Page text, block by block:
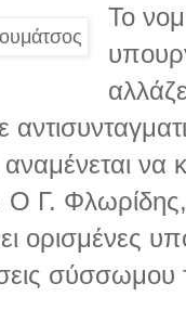
Το
αναμένεται
Ο Γ.
ορισμένες
σύσσωμου